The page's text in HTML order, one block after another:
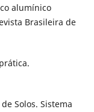
alumínico
Brasileira de
Solos. Sistema